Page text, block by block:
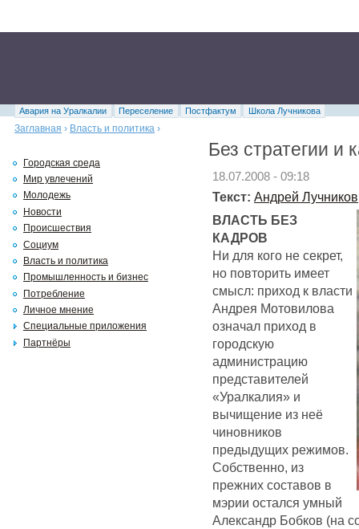
Авария на Уралкалии Переселение Постфактум
Школа Лучникова
Заглавная › Власть и политика ›
Без стратегии и
18.07.2008 - 09:18
Текст: Андрей Лучников
ВЛАСТЬ БЕЗ
КАДРОВ
Ни для кого не секрет,
но повторить имеет
смысл: приход к власти
Андрея Мотовилова
означал приход в
городскую
администрацию
представителей
«Уралкалия» и
вычищение из неё
чиновников
предыдущих режимов.
Собственно, из
прежних составов в
мэрии остался умный
Александр Бобков (на
Городская среда
Мир увлечений
Молодежь
Новости
Происшествия
Социум
Власть и политика
Промышленность и бизнес
Потребление
Личное мнение
Специальные приложения
Партнёры